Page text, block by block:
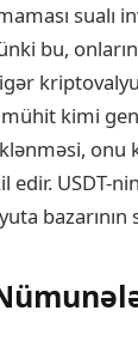
bu,
kimi
edir.